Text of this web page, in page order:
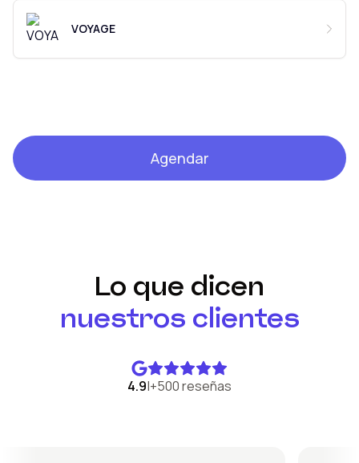
VOYAGE
Agendar
Lo que dicen
nuestros clientes
4.9|+500 reseñas